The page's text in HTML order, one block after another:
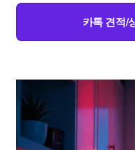
카톡 견적/